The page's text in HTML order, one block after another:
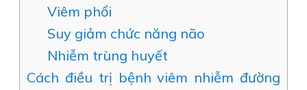
Viêm phổi
Suy giảm chức năng não
Nhiễm trùng huyết
Cách điều trị bệnh viêm nhiễm đường